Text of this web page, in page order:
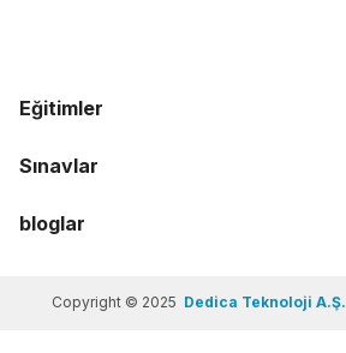
Eğitimler
Sınavlar
bloglar
Copyright © 2025 Dedica Teknoloji A.Ş.